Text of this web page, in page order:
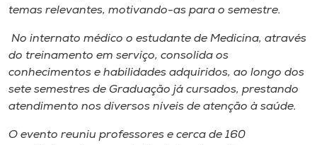
temas relevantes, motivando-as para o semestre.
No internato médico o estudante de Medicina, através
do treinamento em serviço, consolida os
conhecimentos e habilidades adquiridos, ao longo dos
sete semestres de Graduação já cursados, prestando
atendimento nos diversos níveis de atenção à saúde.
O evento reuniu professores e cerca de 160